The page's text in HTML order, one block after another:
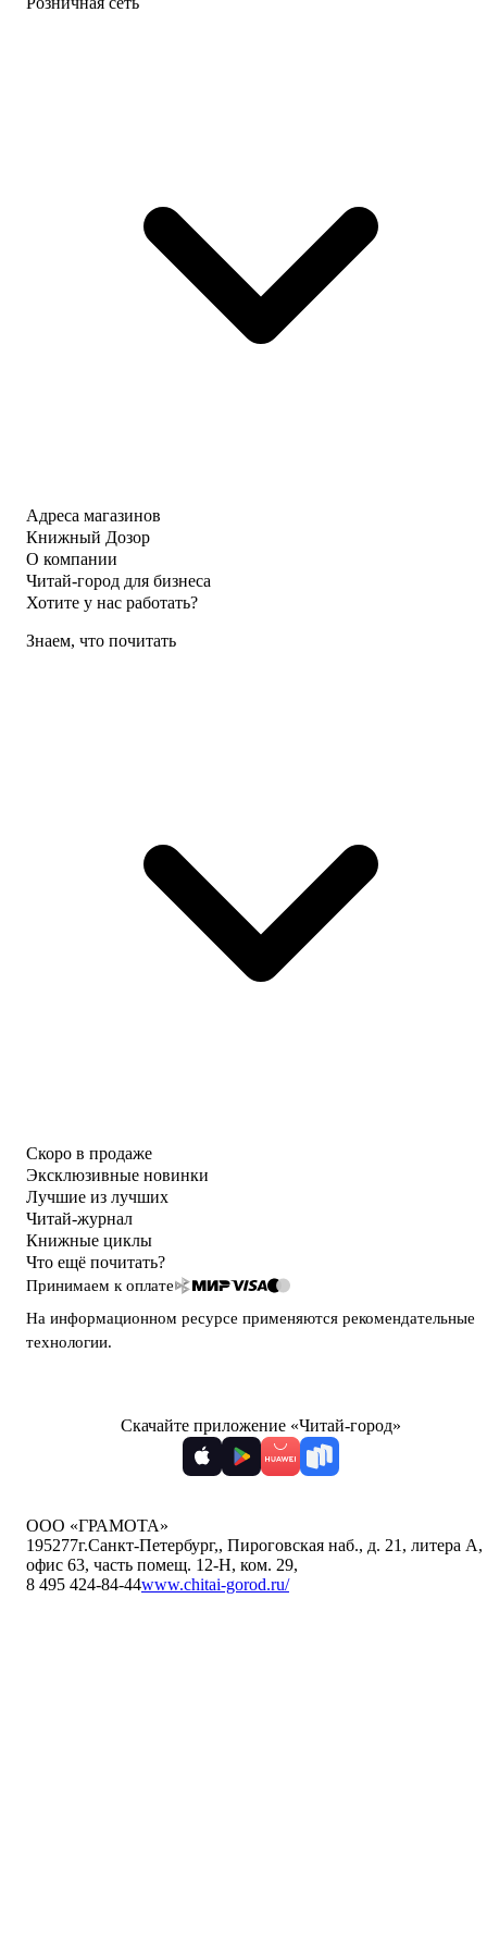
Адреса магазинов
Книжный Дозор
О компании
Читай-город для бизнеса
Хотите у нас работать?
Знаем, что почитать
Скоро в продаже
Эксклюзивные новинки
Лучшие из лучших
Читай-журнал
Книжные циклы
Что ещё почитать?
Принимаем к оплате
На информационном ресурсе применяются рекомендательные
технологии.
Скачайте приложение «Читай-город»
ООО «ГРАМОТА»
195277г.Санкт-Петербург,, Пироговская наб., д. 21, литера А,
офис 63, часть помещ. 12-Н, ком. 29,
8 495 424-84-44www.chitai-gorod.ru/